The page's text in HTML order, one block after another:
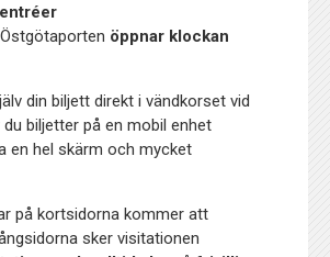
öppnar klockan
din biljett direkt i vändkorset vid
du biljetter på en mobil enhet
en hel skärm och mycket
på kortsidorna kommer att
sker visitationen